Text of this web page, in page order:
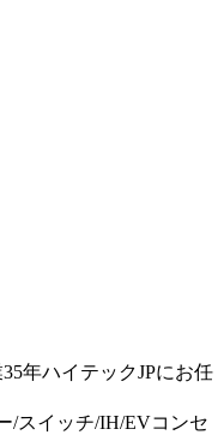
年ハイテックJPにお任
/スイッチ/IH/EVコンセ